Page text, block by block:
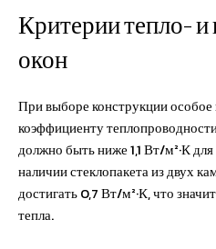
Критерии тепло-
окон
При выборе конструкции особое
коэффициенту
должно быть ниже 1,1 Вт/м²·К
наличии стеклопакета из двух
достигать 0,7 Вт/м²·К, что
тепла.